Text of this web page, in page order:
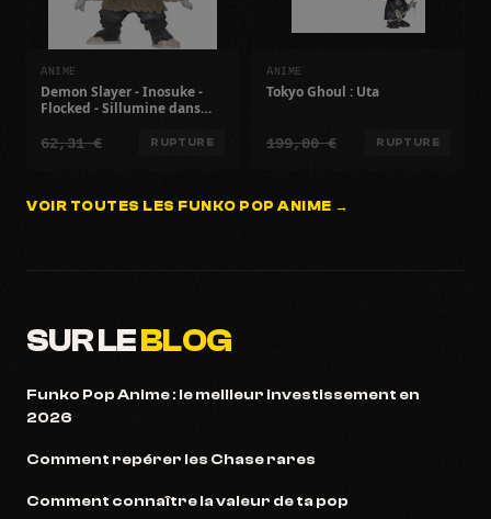
ANIME
Demon Slayer - Inosuke -
Flocked - Sillumine dans
possible
62,31 € RUPTURE
ANIME
Tokyo Ghoul : Uta
199,00 € RUPTURE
VOIR TOUTES LES FUNKO POP ANIME →
SUR LEBLOG
Funko Pop Anime : le meilleur investissement en
2026
Comment repérer les Chase rares
Comment connaître la valeur de ta pop